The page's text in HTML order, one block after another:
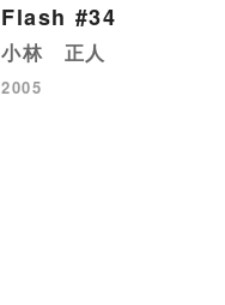
Flash #34
小林 正人
2005